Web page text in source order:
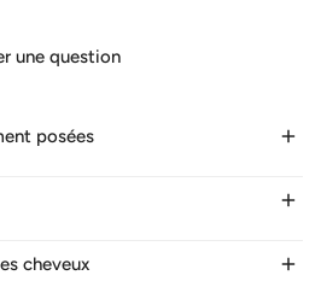
une question
posées
la livraison ?
jours pour la France. 5-7 jours vers
cheveux